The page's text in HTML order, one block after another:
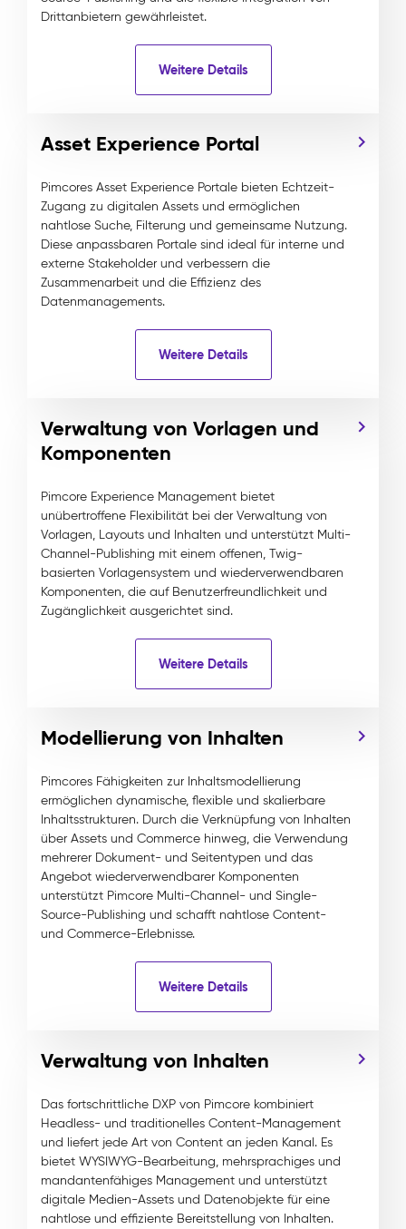
Drittanbietern gewährleistet.
Weitere Details
Asset Experience Portal
Pimcores Asset Experience Portale bieten Echtzeit-
Zugang zu digitalen Assets und ermöglichen
nahtlose Suche, Filterung und gemeinsame Nutzung.
Diese anpassbaren Portale sind ideal für interne und
externe Stakeholder und verbessern die
Zusammenarbeit und die Effizienz des
Datenmanagements.
Weitere Details
Verwaltung von Vorlagen und
Komponenten
Pimcore Experience Management bietet
unübertroffene Flexibilität bei der Verwaltung von
Vorlagen, Layouts und Inhalten und unterstützt Multi-
Channel-Publishing mit einem offenen, Twig-
basierten Vorlagensystem und wiederverwendbaren
Komponenten, die auf Benutzerfreundlichkeit und
Zugänglichkeit ausgerichtet sind.
Weitere Details
Modellierung von Inhalten
Pimcores Fähigkeiten zur Inhaltsmodellierung
ermöglichen dynamische, flexible und skalierbare
Inhaltsstrukturen. Durch die Verknüpfung von Inhalten
über Assets und Commerce hinweg, die Verwendung
mehrerer Dokument- und Seitentypen und das
Angebot wiederverwendbarer Komponenten
unterstützt Pimcore Multi-Channel- und Single-
Source-Publishing und schafft nahtlose Content-
und Commerce-Erlebnisse.
Weitere Details
Verwaltung von Inhalten
Das fortschrittliche DXP von Pimcore kombiniert
Headless- und traditionelles Content-Management
und liefert jede Art von Content an jeden Kanal. Es
bietet WYSIWYG-Bearbeitung, mehrsprachiges und
mandantenfähiges Management und unterstützt
digitale Medien-Assets und Datenobjekte für eine
nahtlose und effiziente Bereitstellung von Inhalten.